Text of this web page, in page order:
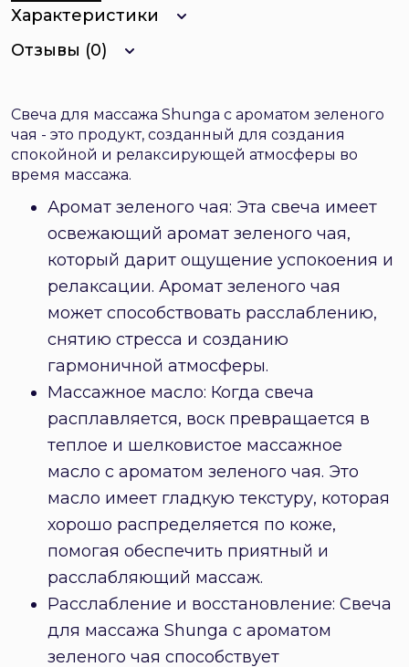
Характеристики
Отзывы (0)
Свеча для массажа Shunga с ароматом зеленого
чая - это продукт, созданный для создания
спокойной и релаксирующей атмосферы во
время массажа.
Аромат зеленого чая: Эта свеча имеет
освежающий аромат зеленого чая,
который дарит ощущение успокоения и
релаксации. Аромат зеленого чая
может способствовать расслаблению,
снятию стресса и созданию
гармоничной атмосферы.
Массажное масло: Когда свеча
расплавляется, воск превращается в
теплое и шелковистое массажное
масло с ароматом зеленого чая. Это
масло имеет гладкую текстуру, которая
хорошо распределяется по коже,
помогая обеспечить приятный и
расслабляющий массаж.
Расслабление и восстановление: Свеча
для массажа Shunga с ароматом
зеленого чая способствует